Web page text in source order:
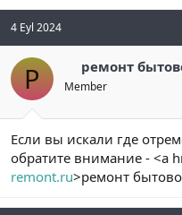
4 Eyl 2024
Р ремонт
Member
Если вы искали где
обратите внимание - <a
remont.ru>ремонт